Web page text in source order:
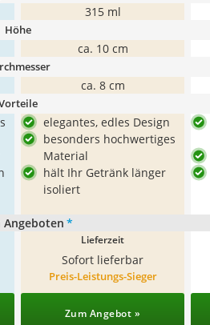
315 ml
Höhe
ca. 10 cm
ca. 8 cm
elegantes, edles Design
besonders hochwertiges
Material
hält Ihr Getränk länger
isoliert
Angeboten *
Lieferzeit
Sofort lieferbar
Preis-Leistungs-Sieger
Zum Angebot »